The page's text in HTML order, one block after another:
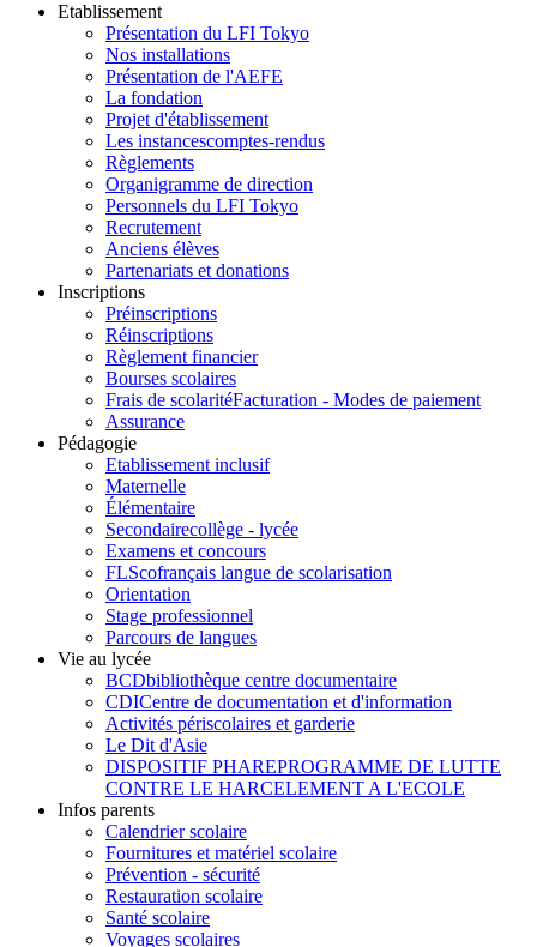
Etablissement
Présentation du LFI Tokyo
Nos installations
Présentation de l'AEFE
La fondation
Projet d'établissement
Les instancescomptes-rendus
Règlements
Organigramme de direction
Personnels du LFI Tokyo
Recrutement
Anciens élèves
Partenariats et donations
Inscriptions
Préinscriptions
Réinscriptions
Règlement financier
Bourses scolaires
Frais de scolaritéFacturation - Modes de paiement
Assurance
Pédagogie
Etablissement inclusif
Maternelle
Élémentaire
Secondairecollège - lycée
Examens et concours
FLScofrançais langue de scolarisation
Orientation
Stage professionnel
Parcours de langues
Vie au lycée
BCDbibliothèque centre documentaire
CDICentre de documentation et d'information
Activités périscolaires et garderie
Le Dit d'Asie
DISPOSITIF PHAREPROGRAMME DE LUTTE
CONTRE LE HARCELEMENT A L'ECOLE
Infos parents
Calendrier scolaire
Fournitures et matériel scolaire
Prévention - sécurité
Restauration scolaire
Santé scolaire
Voyages scolaires